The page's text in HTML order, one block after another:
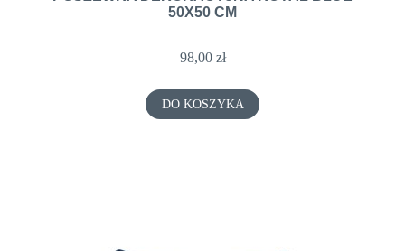
50X50 CM
98,00 zł
DO KOSZYKA